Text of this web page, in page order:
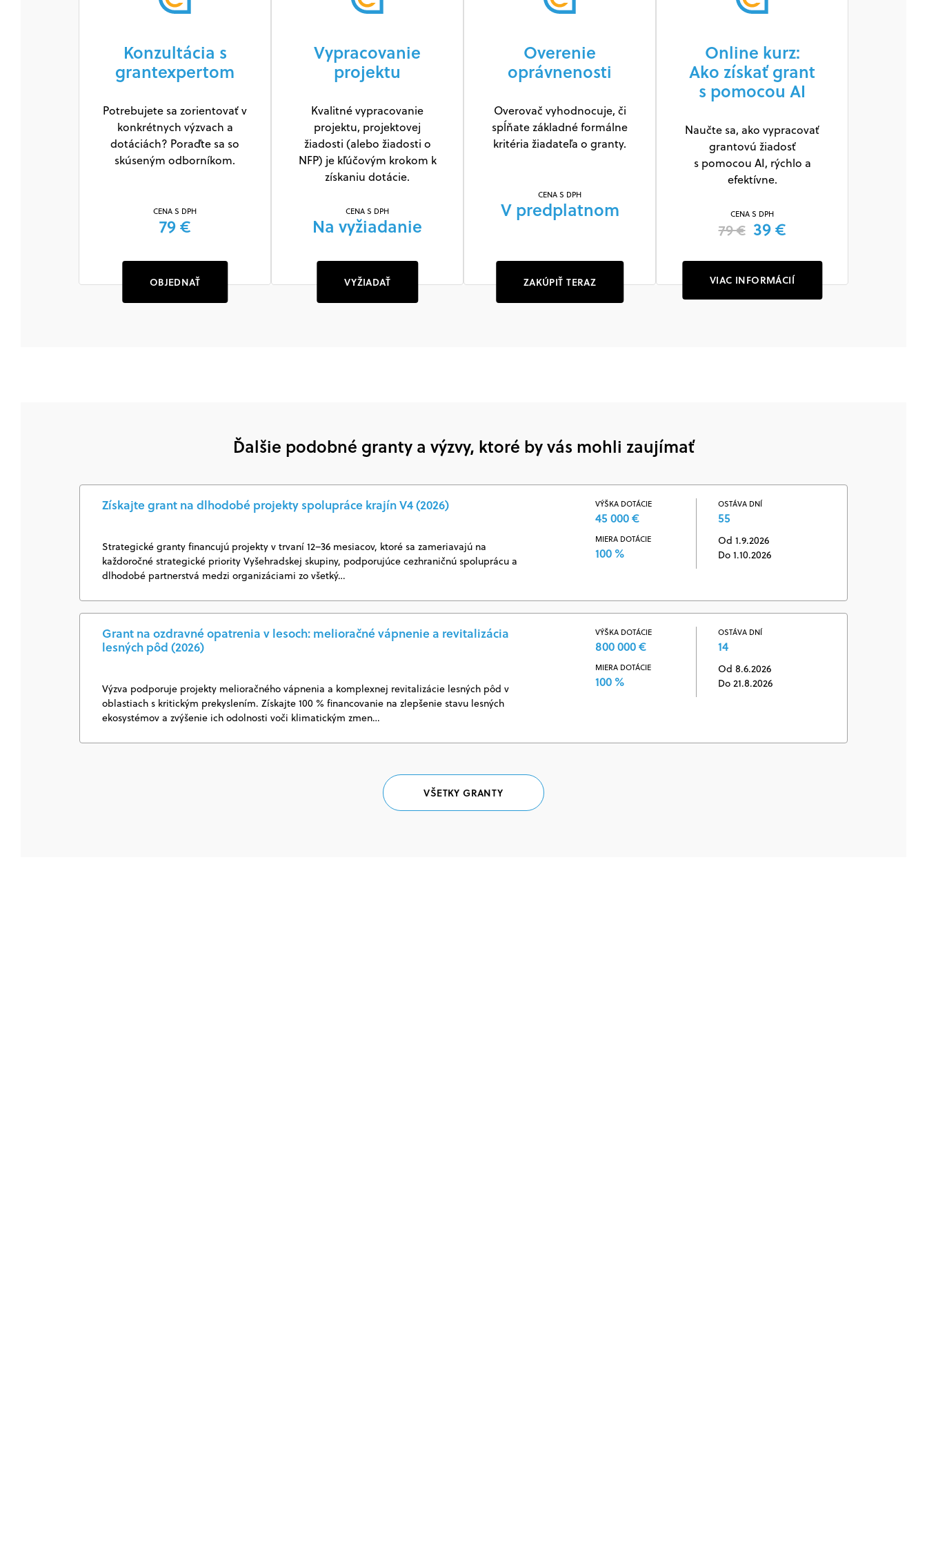
Konzultácia s
grantexpertom
Potrebujete sa zorientovať v
konkrétnych výzvach a
dotáciách? Poraďte sa so
skúseným odborníkom.
CENA S DPH
79 €
OBJEDNAŤ
Vypracovanie
projektu
Kvalitné vypracovanie
projektu, projektovej
žiadosti (alebo žiadosti o
NFP) je kľúčovým krokom k
získaniu dotácie.
CENA S DPH
Na vyžiadanie
VYŽIADAŤ
Overenie
oprávnenosti
Overovač vyhodnocuje, či
spĺňate základné formálne
kritéria žiadateľa o granty.
CENA S DPH
V predplatnom
ZAKÚPIŤ TERAZ
Online kurz:
Ako získať grant
s pomocou AI
Naučte sa, ako vypracovať
grantovú žiadosť
s pomocou AI, rýchlo a
efektívne.
CENA S DPH
79 € 39 €
VIAC INFORMÁCIÍ
Ďalšie podobné granty a výzvy, ktoré by vás mohli zaujímať
Získajte grant na dlhodobé projekty spolupráce krajín V4 (2026)
Strategické granty financujú projekty v trvaní 12–36 mesiacov, ktoré sa zameriavajú na
každoročné strategické priority Vyšehradskej skupiny, podporujúce cezhraničnú spoluprácu a
dlhodobé partnerstvá medzi organizáciami zo všetký…
VÝŠKA DOTÁCIE
45 000 €
MIERA DOTÁCIE
100 %
OSTÁVA DNÍ
55
Od 1.9.2026
Do 1.10.2026
Grant na ozdravné opatrenia v lesoch: melioračné vápnenie a revitalizácia
lesných pôd (2026)
Výzva podporuje projekty melioračného vápnenia a komplexnej revitalizácie lesných pôd v
oblastiach s kritickým prekyslením. Získajte 100 % financovanie na zlepšenie stavu lesných
ekosystémov a zvýšenie ich odolnosti voči klimatickým zmen…
VÝŠKA DOTÁCIE
800 000 €
MIERA DOTÁCIE
100 %
OSTÁVA DNÍ
14
Od 8.6.2026
Do 21.8.2026
VŠETKY GRANTY